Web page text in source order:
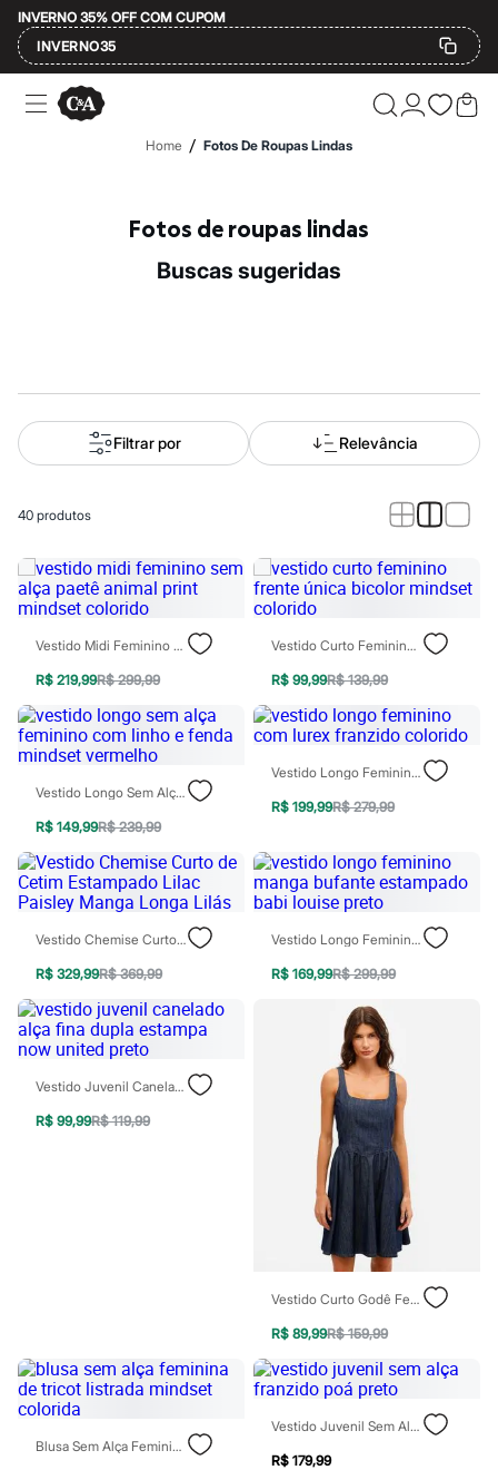
INVERNO 35% OFF COM CUPOM
INVERNO35
Ofertas
Compre por Departamento
Alfaiataria
Novidades
Roupas
Blusas e Camisetas
Casacos e Jaquetas
Macacões
Saias
Shorts e Bermudas
Vestidos
Acessórios
Bonés e Chapéus
Bijoux
Cintos
Óculos
Relógios
Calçados
Botas
Chinelos
Sandálias
Sapatilhas
Tênis
City
Clock House
Mindset
Sawary
Yessica
Moda esportiva
Acessórios
Blusas
Leggings
Saídas de praia
Personagens
Plus size
Calças
Home / Fotos De Roupas Lindas
Fotos de roupas lindas
buscas sugeridas
Filtrar por Relevância
40 produtos
Vestido Midi Feminino Sem Alça Paetê Animal Print Mindset Colorido
R$ 219,99R$ 299,99
Vestido Curto Feminino Frente Única Bicolor Mindset Colorido
R$ 99,99R$ 139,99
Vestido Longo Sem Alça Feminino Com Linho E Fenda Mindset Vermelho
R$ 149,99R$ 239,99
Vestido Longo Feminino Com Lurex Franzido Colorido
R$ 199,99R$ 279,99
Vestido Chemise Curto De Cetim Estampado Lilac Paisley Manga Longa Lilás
R$ 329,99R$ 369,99
Vestido Longo Feminino Manga Bufante Estampado Babi Louise Preto
R$ 169,99R$ 299,99
Vestido Juvenil Canelado Alça Fina Dupla Estampa Now United Preto
R$ 99,99R$ 119,99
Vestido Curto Godê Feminino Jeans Azul
R$ 89,99R$ 159,99
Blusa Sem Alça Feminina De Tricot Listrada Mindset Colorida
Vestido Juvenil Sem Alça Franzido Poá Preto
R$ 179,99